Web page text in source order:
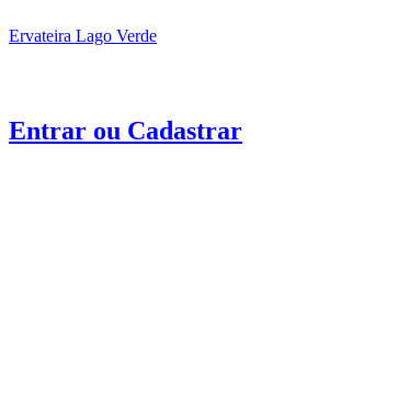
Ervateira Lago Verde
Entrar ou Cadastrar